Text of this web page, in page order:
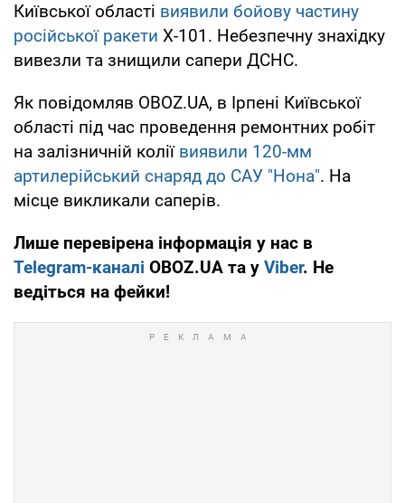
Київської області виявили бойову частину
російської ракети Х-101. Небезпечну знахідку
вивезли та знищили сапери ДСНС.
Як повідомляв OBOZ.UA, в Ірпені Київської
області під час проведення ремонтних робіт
на залізничній колії виявили 120-мм
артилерійський снаряд до САУ "Нона". На
місце викликали саперів.
Лише перевірена інформація у нас в
Telegram-каналі OBOZ.UA та у Viber. Не
ведіться на фейки!